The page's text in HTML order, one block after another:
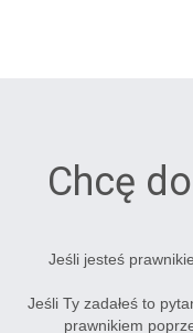
Chcę
Jeśli jesteś
Jeśli Ty zadałeś to
prawnikiem